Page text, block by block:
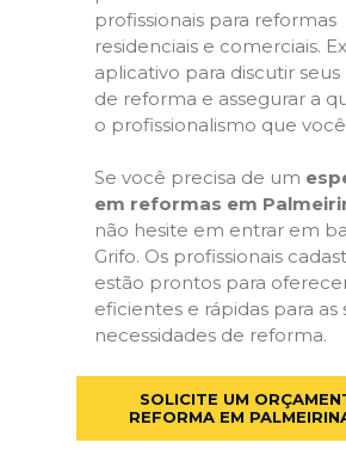
profissionais para reformas
residenciais e comerciais.
aplicativo para discutir
de reforma e assegurar a
o profissionalismo que
Se você precisa de um
em reformas em
não hesite em entrar em
Grifo. Os profissionais
estão prontos para
eficientes e rápidas para as
necessidades de reforma.
SOLICITE UM
REFORMA EM